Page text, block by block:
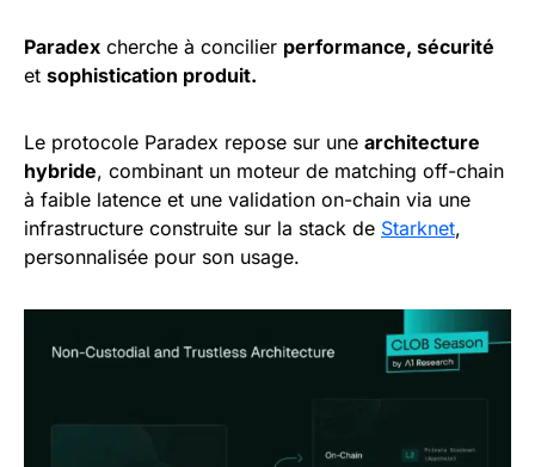
Paradex cherche à concilier performance, sécurité
et sophistication produit.
Le protocole Paradex repose sur une architecture
hybride, combinant un moteur de matching off-chain
à faible latence et une validation on-chain via une
infrastructure construite sur la stack de Starknet,
personnalisée pour son usage.